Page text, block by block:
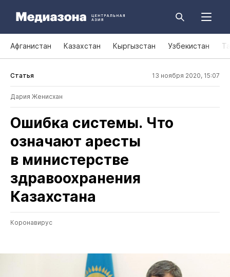
Афганистан Казахстан Кыргызстан Узбекистан
Статья 13 ноября 2020, 15:07
Дария Женисхан
Ошибка системы. Что
означают аресты
в министерстве
здравоохранения
Казахстана
Коронавирус